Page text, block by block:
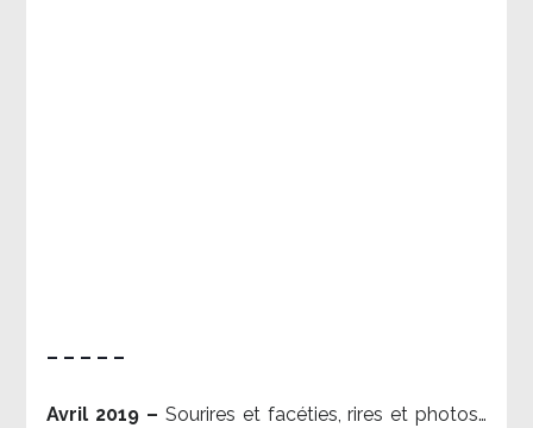
– – – – –
Avril 2019 – Sourires et facéties, rires et photos…